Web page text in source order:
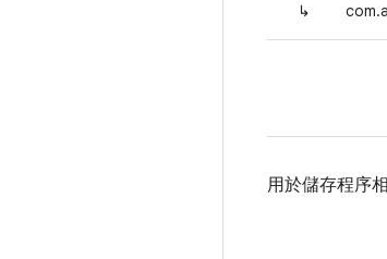
↳
用於儲存程序